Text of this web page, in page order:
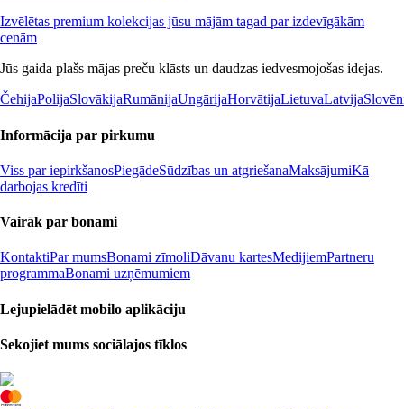
Izvēlētas premium kolekcijas jūsu mājām tagad par izdevīgākām
cenām
Jūs gaida plašs mājas preču klāsts un daudzas iedvesmojošas idejas.
ČehijaPolijaSlovākijaRumānijaUngārijaHorvātijaLietuvaLatvija
Informācija par pirkumu
Viss par iepirkšanosPiegādeSūdzības un atgriešanaMaksājumiKā
darbojas kredīti
Vairāk par bonami
KontaktiPar mumsBonami zīmoliDāvanu kartesMedijiemPartneru
programmaBonami uzņēmumiem
Lejupielādēt mobilo aplikāciju
Sekojiet mums sociālajos tīklos